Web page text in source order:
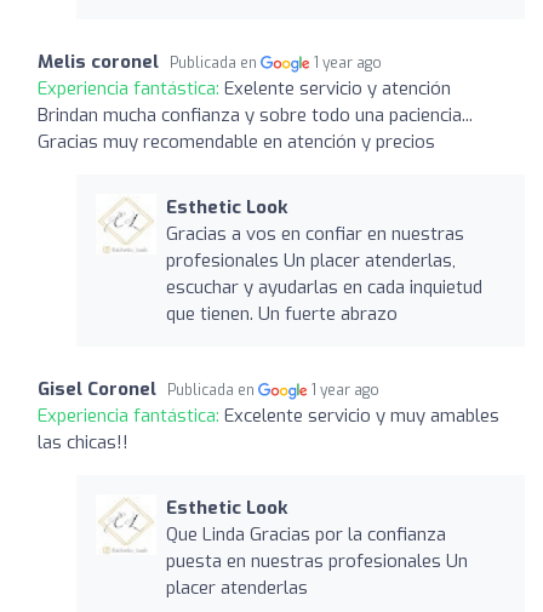
Melis coronel Publicada en 1 year ago
Experiencia fantástica: Exelente servicio y atención
Brindan mucha confianza y sobre todo una paciencia...
Gracias muy recomendable en atención y precios
Esthetic Look
Gracias a vos en confiar en nuestras
profesionales Un placer atenderlas,
escuchar y ayudarlas en cada inquietud
que tienen. Un fuerte abrazo
Gisel Coronel Publicada en 1 year ago
Experiencia fantástica: Excelente servicio y muy amables
las chicas!!
Esthetic Look
Que Linda Gracias por la confianza
puesta en nuestras profesionales Un
placer atenderlas